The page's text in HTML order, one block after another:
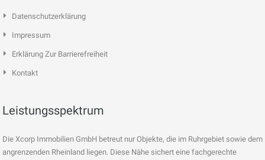
Datenschutzerklärung
Impressum
Erklärung Zur Barrierefreiheit
Kontakt
Leistungsspektrum
Die Xcorp Immobilien GmbH betreut nur Objekte, die im Ruhrgebiet sowie dem
angrenzenden Rheinland liegen. Diese Nähe sichert eine fachgerechte